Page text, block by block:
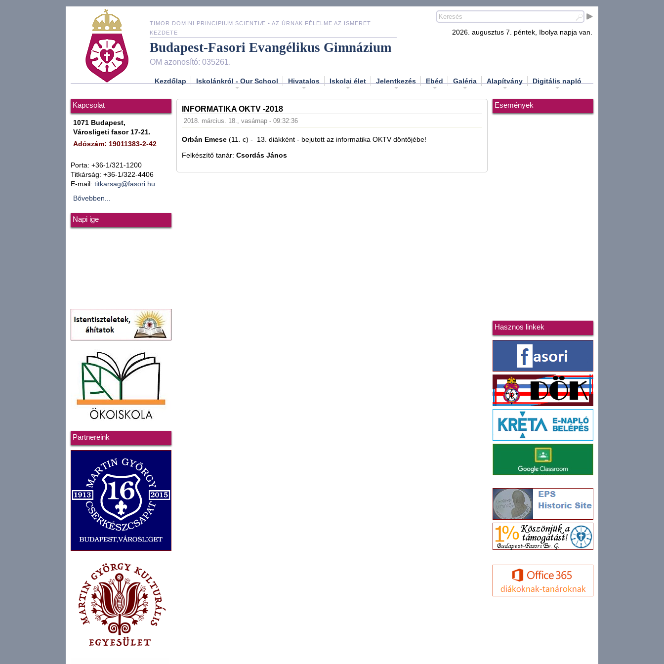
TIMOR DOMINI PRINCIPIUM SCIENTIÆ • AZ ÚRNAK FÉLELME AZ ISMERET
KEZDETE
Budapest-Fasori Evangélikus Gimnázium
OM azonosító: 035261.
2026. augusztus 7. péntek, Ibolya napja van.
Kezdőlap Iskolánkról - Our School Hivatalos Iskolai élet Jelentkezés Ebéd Galéria Alapítvány Digitális napló
Kapcsolat
1071 Budapest,
Városligeti fasor 17-21.
Adószám: 19011383-2-42
Porta: +36-1/321-1200
Titkárság: +36-1/322-4406
E-mail: titkarsag@fasori.hu
Bővebben...
Napi ige
Partnereink
INFORMATIKA OKTV -2018
2018. március. 18., vasárnap - 09:32:36
Orbán Emese (11. c) - 13. diákként - bejutott az informatika OKTV döntőjébe!
Felkészítő tanár: Csordás János
Események
Hasznos linkek